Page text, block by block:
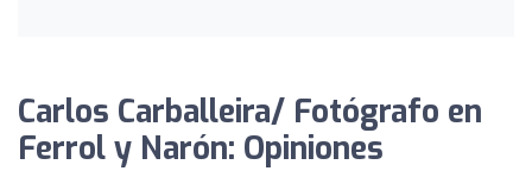
Carlos Carballeira/ Fotógrafo en
Ferrol y Narón: Opiniones